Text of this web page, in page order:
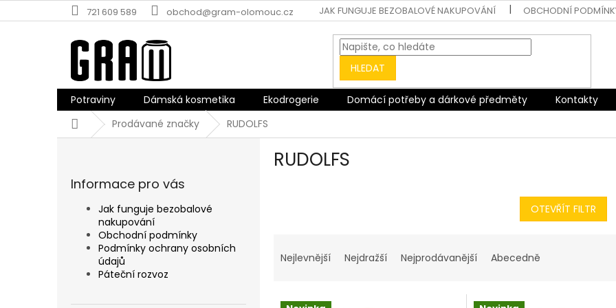
na
721 609 589 obchod@gram-olomouc.cz JAK FUNGUJE BEZOBALOVÉ NAKUPOVÁNÍ OBCHODNÍ
HLEDAT
Potraviny Dámská kosmetika Ekodrogerie Domácí potřeby a dárkové předměty Kontakty
DomůProdávané značky RUDOLFS
Informace pro vás
Jak funguje bezobalové
nakupování
Obchodní podmínky
Podmínky ochrany osobních
údajů
Páteční rozvoz
RUDOLFS
OTEVŘÍT FILTR
a
n
Nejlevnější Nejdražší Nejprodávanější Abecedně
V